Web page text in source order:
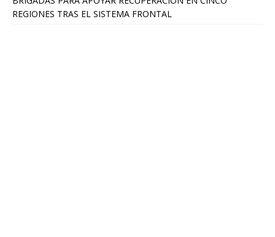
REGIONES TRAS EL SISTEMA FRONTAL